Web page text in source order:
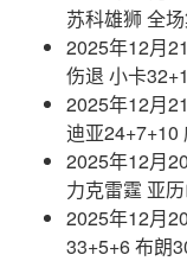
苏科雄狮 全
2025年12月
伤退 小卡
2025年12月
迪亚24+7+10
2025年12月
力克雷霆 亚
2025年12月
33+5+6 布朗